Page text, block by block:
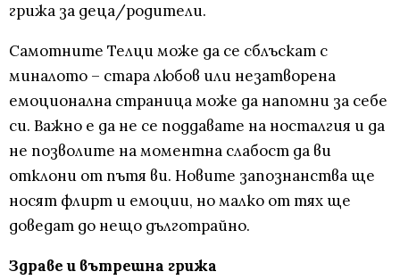
грижа за деца/родители.
Самотните Телци може да се сблъскат с
миналото – стара любов или незатворена
емоционална страница може да напомни за себе
си. Важно е да не се поддавате на носталгия и да
не позволите на моментна слабост да ви
отклони от пътя ви. Новите запознанства ще
носят флирт и емоции, но малко от тях ще
доведат до нещо дълготрайно.
Здраве и вътрешна грижа